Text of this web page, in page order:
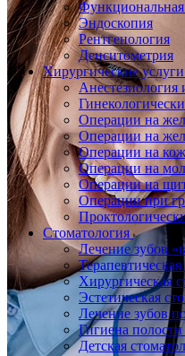
Функциональная
Эндоскопия
Рентгенология
Денситометрия
Хирургические услуги
Анестезиология
Операции на
Операции на
Операции на
Операции на
Операции на
Операции при
Стоматология
Лечение зубов
Хирургическая
Эстетическая
Лечение зубов
Гигиена полости
Детская